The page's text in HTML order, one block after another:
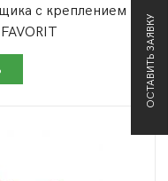
с креплением на
ОСТАВИТЬ ЗАЯВКУ